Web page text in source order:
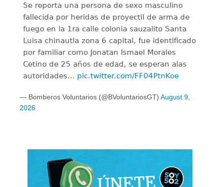
Se reporta una persona de sexo masculino
fallecida por heridas de proyectil de arma de
fuego en la 1ra calle colonia sauzalito Santa
Luisa chinautla zona 6 capital, fue identificado
por familiar como Jonatan Ismael Morales
Cetino de 25 años de edad, se esperan alas
autoridades… pic.twitter.com/FF04PtnKoe
— Bomberos Voluntarios (@BVoluntariosGT) August 9,
2026